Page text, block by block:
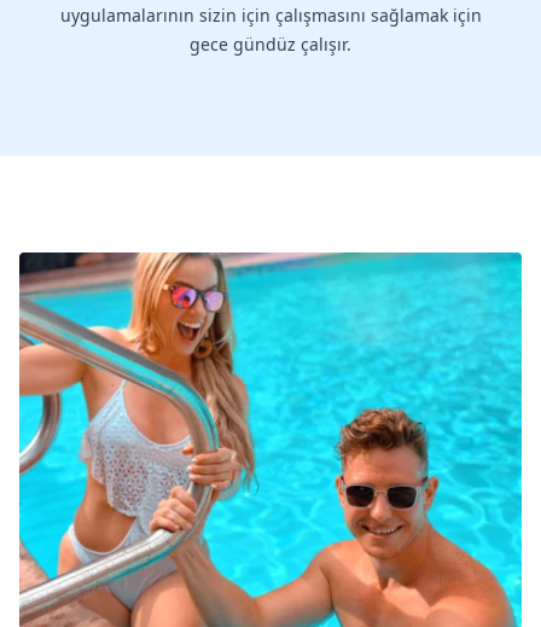
uygulamalarının sizin için çalışmasını sağlamak için
gece gündüz çalışır.